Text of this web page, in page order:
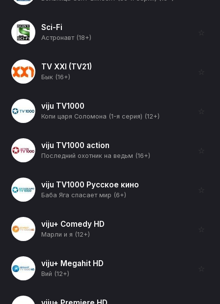
Sci-Fi
Астронавт (18+)
☆
TV XXI (TV21)
Бык (16+)
☆
viju TV1000
Копи царя Соломона (1-я серия) (12+)
☆
viju TV1000 action
Последний охотник на ведьм (16+)
☆
viju TV1000 Русское кино
Баба Яга спасает мир (6+)
☆
viju+ Comedy HD
Марли и я (12+)
☆
viju+ Megahit HD
Вий (12+)
☆